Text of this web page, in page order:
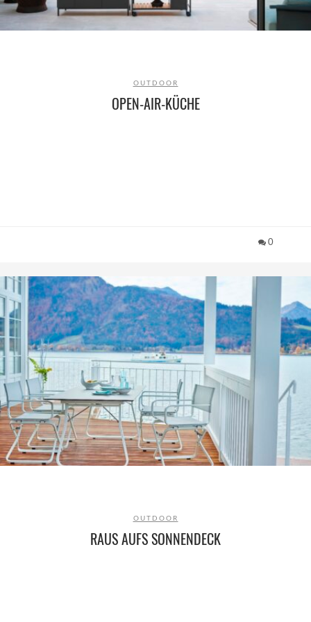
OUTDOOR
OPEN-AIR-KÜCHE
0
OUTDOOR
RAUS AUFS SONNENDECK